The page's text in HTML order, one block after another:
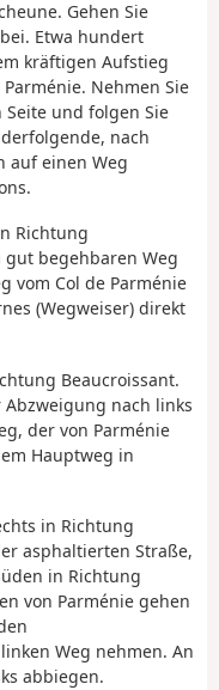
Gehen Sie
Etwa hundert
kräftigen Aufstieg
Nehmen Sie
und folgen Sie
nach
auf einen Weg
Richtung
gut begehbaren Weg
vom Col de Parménie
(Wegweiser) direkt
Beaucroissant.
nach links
der von Parménie
Hauptweg in
in Richtung
asphaltierten Straße,
in Richtung
von Parménie gehen
Weg nehmen. An
abbiegen.